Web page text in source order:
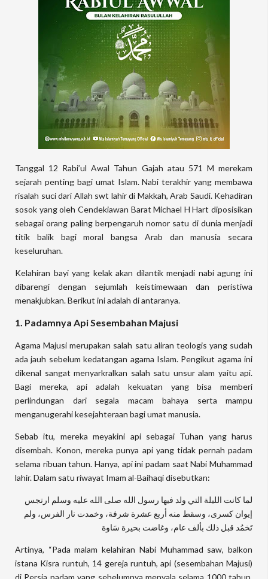
Tanggal 12 Rabi’ul Awal Tahun Gajah atau 571 M merekam
sejarah penting bagi umat Islam. Nabi terakhir yang membawa
risalah suci dari Allah swt lahir di Makkah, Arab Saudi. Kehadiran
sosok yang oleh Cendekiawan Barat Michael H Hart diposisikan
sebagai orang paling berpengaruh nomor satu di dunia menjadi
titik balik bagi moral bangsa Arab dan manusia secara
keseluruhan.
Kelahiran bayi yang kelak akan dilantik menjadi nabi agung ini
dibarengi dengan sejumlah keistimewaan dan peristiwa
menakjubkan. Berikut ini adalah di antaranya.
1. Padamnya Api Sesembahan Majusi
Agama Majusi merupakan salah satu aliran teologis yang sudah
ada jauh sebelum kedatangan agama Islam. Pengikut agama ini
dikenal sangat menyarkralkan salah satu unsur alam yaitu api.
Bagi mereka, api adalah kekuatan yang bisa memberi
perlindungan dari segala macam bahaya serta mampu
menganugerahi kesejahteraan bagi umat manusia.
Sebab itu, mereka meyakini api sebagai Tuhan yang harus
disembah. Konon, mereka punya api yang tidak pernah padam
selama ribuan tahun. Hanya, api ini padam saat Nabi Muhammad
lahir. Dalam satu riwayat Imam al-Baihaqi disebutkan:
لما كانت الليلة التي ولد فيها رسول الله صلى الله عليه وسلم ارتجس
إيوان كسرى، وسقط منه أربع عشرة شرفة، وخمدت نار الفرس، ولم
تَخمُد قبل ذلك بألف عام، وغاضت بحيرة سَاوة
Artinya, “Pada malam kelahiran Nabi Muhammad saw, balkon
istana Kisra runtuh, 14 gereja runtuh, api (sesembahan Majusi)
di Persia padam yang sebelumnya menyala selama 1000 tahun,